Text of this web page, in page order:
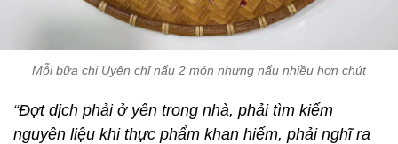
Mỗi bữa chị Uyên chỉ nấu 2 món nhưng nấu nhiều hơn chút
“Đợt dịch phải ở yên trong nhà, phải tìm kiếm
nguyên liệu khi thực phẩm khan hiếm, phải nghĩ ra